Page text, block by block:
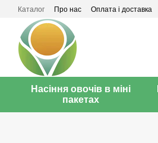
Перейти до основного контенту
Каталог Про нас Оплата і доставка
Насіння овочів в міні
пакетах